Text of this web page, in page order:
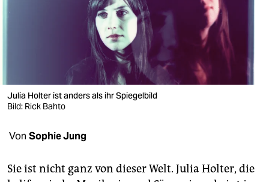
verlag
veranstaltungen
shop
Julia Holter ist anders als ihr Spiegelbild
Bild: Rick Bahto
Von Sophie Jung
Sie ist nicht ganz von dieser Welt. Julia Holter, die